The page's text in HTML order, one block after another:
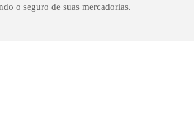
o seguro de suas mercadorias.